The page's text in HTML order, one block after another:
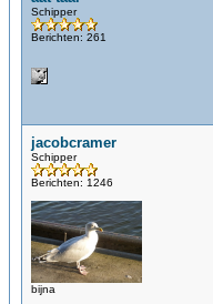
Schipper
Berichten: 261
jacobcramer
Schipper
Berichten: 1246
bijna